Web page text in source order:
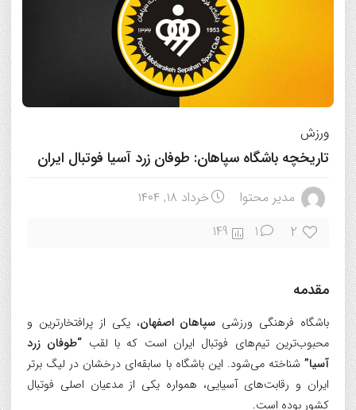
ورزش
تاریخچه باشگاه سپاهان: طوفان زرد آسیا فوتبال ایران
مدیر محتوا خرداد ۱۸, ۱۴۰۴
2
1
149
مقدمه
باشگاه فرهنگی ورزشی سپاهان اصفهان، یکی از پرافتخارترین و
محبوب‌ترین تیم‌های فوتبال ایران است که با لقب “طوفان زرد
آسیا” شناخته می‌شود. این باشگاه با سابقه‌ای درخشان در لیگ برتر
ایران و رقابت‌های آسیایی، همواره یکی از مدعیان اصلی فوتبال
کشور بوده است.